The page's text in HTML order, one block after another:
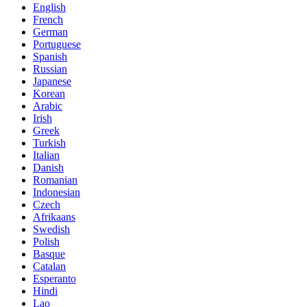
English
French
German
Portuguese
Spanish
Russian
Japanese
Korean
Arabic
Irish
Greek
Turkish
Italian
Danish
Romanian
Indonesian
Czech
Afrikaans
Swedish
Polish
Basque
Catalan
Esperanto
Hindi
Lao